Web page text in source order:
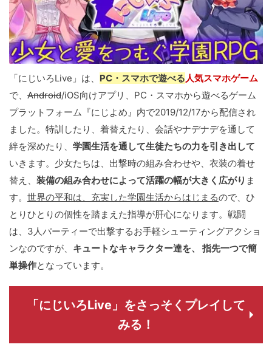
「にじいろLive」は、 PC・スマホで遊べる人気スマホゲーム
で、 Android/iOS向けアプリ、PC・スマホから遊べるゲーム
プラットフォーム『にじよめ』内で2019/12/17から配信され
ました。特訓したり、着替えたり、会話やナデナデを通して
絆を深めたり、 学園生活を通して生徒たちの力を引き出して
いきます。少女たちは、出撃時の組み合わせや、衣装の着せ
替え、 装備の組み合わせによって活躍の幅が大きく広がり ま
す。 世界の平和は、充実した学園生活からはじまるので、ひ
とりひとりの個性を踏まえた指導が肝心になります。戦闘
は、3人パーティーで出撃するお手軽シューティングアクショ
ンなのですが、 キュートなキャラクター達を、 指先一つで簡
単操作となっています。
「にじいろLive」をさっそくプレイして
みる！